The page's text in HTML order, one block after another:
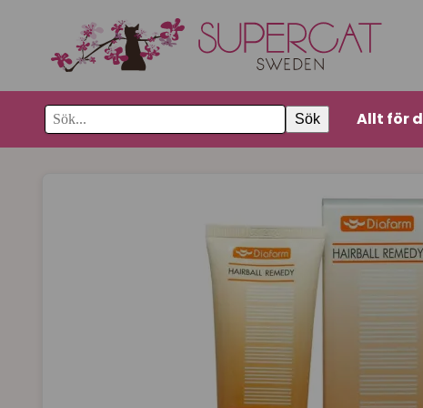
Sök Allt för